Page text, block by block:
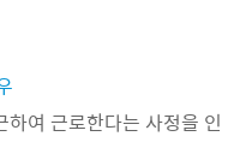
여 근로한다는 사정을 인